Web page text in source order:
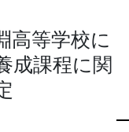
高等学校に
成課程に関